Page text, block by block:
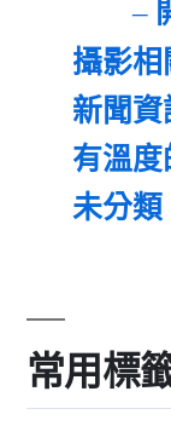
攝影相
新聞資
有溫度
未分類
常用標